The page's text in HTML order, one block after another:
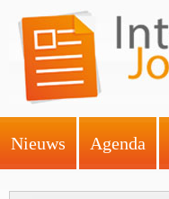
Nieuws Agenda